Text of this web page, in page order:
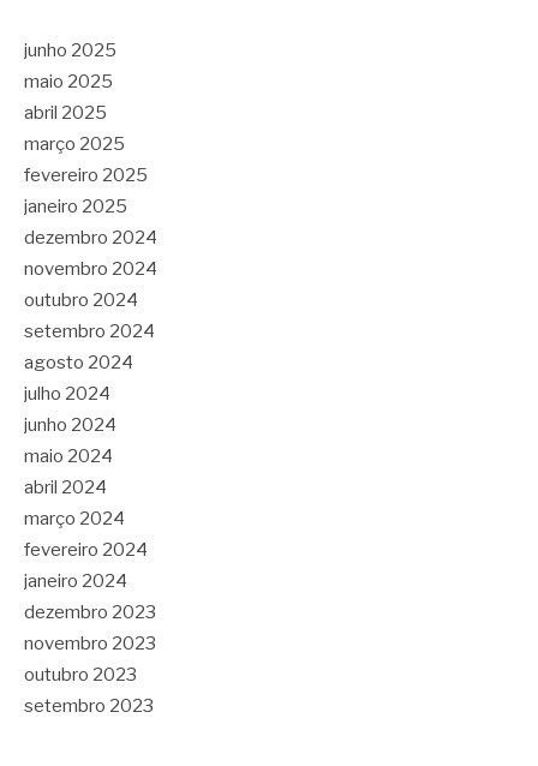
junho 2025
maio 2025
abril 2025
março 2025
fevereiro 2025
janeiro 2025
dezembro 2024
novembro 2024
outubro 2024
setembro 2024
agosto 2024
julho 2024
junho 2024
maio 2024
abril 2024
março 2024
fevereiro 2024
janeiro 2024
dezembro 2023
novembro 2023
outubro 2023
setembro 2023